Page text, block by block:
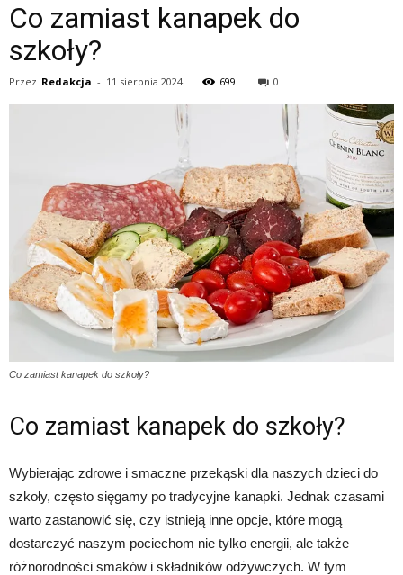
Co zamiast kanapek do
szkoły?
Przez Redakcja - 11 sierpnia 2024 699 0
Co zamiast kanapek do szkoły?
Co zamiast kanapek do szkoły?
Wybierając zdrowe i smaczne przekąski dla naszych dzieci do
szkoły, często sięgamy po tradycyjne kanapki. Jednak czasami
warto zastanowić się, czy istnieją inne opcje, które mogą
dostarczyć naszym pociechom nie tylko energii, ale także
różnorodności smaków i składników odżywczych. W tym